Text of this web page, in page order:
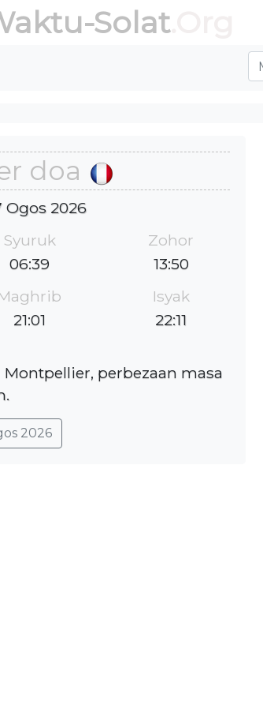
Solat.Org
doa
Ogos 2026
Syuruk
06:39
Zohor
13:50
21:01
Isyak
22:11
perbezaan masa
2026